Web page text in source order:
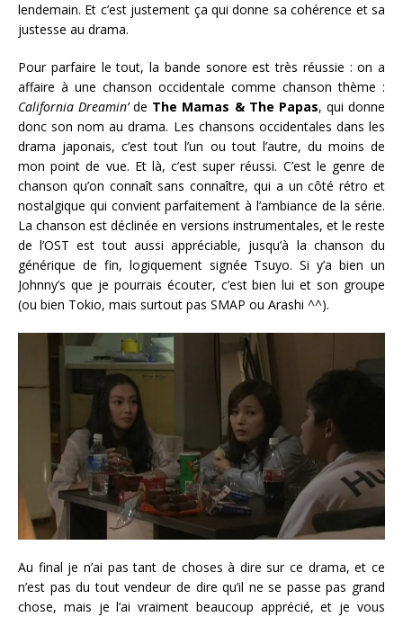
lendemain. Et c’est justement ça qui donne sa cohérence et sa
justesse au drama.
Pour parfaire le tout, la bande sonore est très réussie : on a
affaire à une chanson occidentale comme chanson thème :
California Dreamin’de The Mamas & The Papas, qui donne
donc son nom au drama. Les chansons occidentales dans les
drama japonais, c’est tout l’un ou tout l’autre, du moins de
mon point de vue. Et là, c’est super réussi. C’est le genre de
chanson qu’on connaît sans connaître, qui a un côté rétro et
nostalgique qui convient parfaitement à l’ambiance de la série.
La chanson est déclinée en versions instrumentales, et le reste
de l’OST est tout aussi appréciable, jusqu’à la chanson du
générique de fin, logiquement signée Tsuyo. Si y’a bien un
Johnny’s que je pourrais écouter, c’est bien lui et son groupe
(ou bien Tokio, mais surtout pas SMAP ou Arashi ^^).
Au final je n’ai pas tant de choses à dire sur ce drama, et ce
n’est pas du tout vendeur de dire qu’il ne se passe pas grand
chose, mais je l’ai vraiment beaucoup apprécié, et je vous